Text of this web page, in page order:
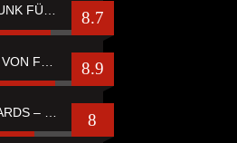
REVIEW: SOKO LINX – „PUNK FÜR LEUTE, DIE PUNK HASZEN“ 8.7
8.9
8